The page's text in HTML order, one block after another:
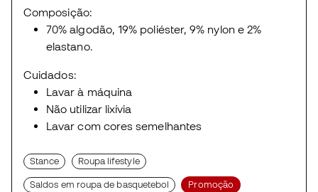
Composição:
70% algodão, 19% poliéster, 9% nylon e 2%
elastano.
Cuidados:
Lavar à máquina
Não utilizar lixívia
Lavar com cores semelhantes
Stance Roupa lifestyle
Saldos em roupa de basquetebol Promoção